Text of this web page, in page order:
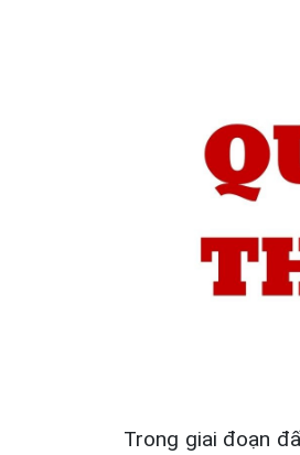
Trong giai đoạn